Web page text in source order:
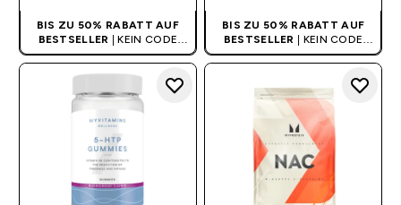
BIS ZU 50% RABATT AUF
BESTSELLER
| KEIN CODE
BENÖTIGT
BIS ZU 50% RABATT AUF
BESTSELLER
| KEIN CODE
BENÖTIGT